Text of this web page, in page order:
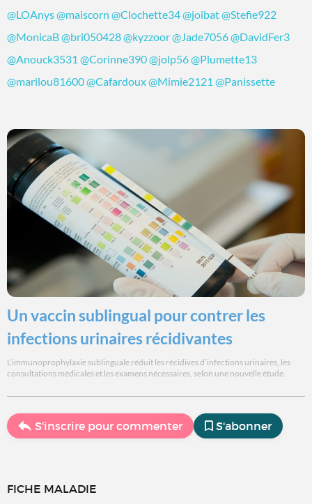
@LOAnys@maiscorn @Clochette34@joibat@Stefie922
@MonicaB@bri050428@kyzzoor@Jade7056@DavidFer3
@Anouck3531 @Corinne390@jolp56@Plumette13
@marilou81600@Cafardoux@Mimie2121 @Panissette
Un vaccin sublingual pour contrer les
infections urinaires récidivantes
L’immunoprophylaxie sublinguale réduit les récidives d’infections urinaires, les
consultations médicales et les examens nécessaires, selon une nouvelle étude.
S'inscrire pour commenter S'abonner
FICHE MALADIE